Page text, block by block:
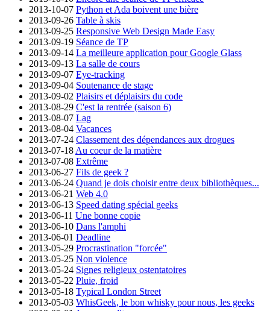
2013-10-07 Python et Ada boivent une bière
2013-09-26 Table à skis
2013-09-25 Responsive Web Design Made Easy
2013-09-19 Séance de TP
2013-09-14 La meilleure application pour Google Glass
2013-09-13 La salle de cours
2013-09-07 Eye-tracking
2013-09-04 Soutenance de stage
2013-09-02 Plaisirs et déplaisirs du code
2013-08-29 C'est la rentrée (saison 6)
2013-08-07 Lag
2013-08-04 Vacances
2013-07-24 Classement des dépendances aux drogues
2013-07-18 Au coeur de la matière
2013-07-08 Extrême
2013-06-27 Fils de geek ?
2013-06-24 Quand je dois choisir entre deux bibliothèques...
2013-06-21 Web 4.0
2013-06-13 Speed dating spécial geeks
2013-06-11 Une bonne copie
2013-06-10 Dans l'amphi
2013-06-01 Deadline
2013-05-29 Procrastination "forcée"
2013-05-25 Non violence
2013-05-24 Signes religieux ostentatoires
2013-05-22 Pluie, froid
2013-05-18 Typical London Street
2013-05-03 WhisGeek, le bon whisky pour nous, les geeks